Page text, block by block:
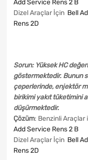
Add Service Rens 2 B
Dizel Araçlar İçin Bell
Rens 2D
Sorun: Yüksek HC
göstermektedir. Bunun
çeperlerinde, enjektör
birikimi yakıt tüketimini
düşürmektedir.
Çözüm: Benzinli Araçlar
Add Service Rens 2 B
Dizel Araçlar İçin Bell
Rens 2D